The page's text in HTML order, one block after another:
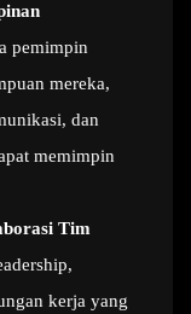
pemimpin
mereka,
dan
memimpin
Tim
kerja yang